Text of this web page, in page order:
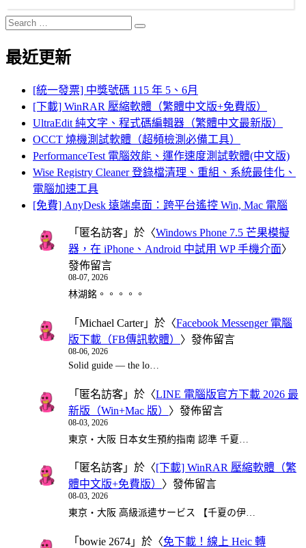
Search
for:
Search
最近更新
[統一發票] 中獎號碼 115 年 5、6月
[下載] WinRAR 壓縮軟體（繁體中文版+免費版）
UltraEdit 純文字、程式碼編輯器（繁體中文最新版）
OCCT 燒機測試軟體（超頻檢測必備工具）
PerformanceTest 電腦效能、運作速度測試軟體(中文版)
Wise Registry Cleaner 登錄檔清理、重組、系統最佳化、
電腦加速工具
[免費] AnyDesk 遠端桌面：跨平台遙控 Win, Mac 電腦
「 匿名訪客 」於〈Windows Phone 7.5 芒果模擬
器，在 iPhone、Android 中試用 WP 手機介面〉
發佈留言
08-07, 2026
林湖銘。。。。。
「 Michael Carter」於〈Facebook Messenger 電腦
版下載（FB傳訊軟體） 〉發佈留言
08-06, 2026
Solid guide — the lo…
「 匿名訪客 」於〈LINE 電腦版官方下載 2026 最
新版（Win+Mac 版） 〉發佈留言
08-03, 2026
東京・大阪 日本女生預約指南 認準 千夏…
「 匿名訪客 」於〈[下載] WinRAR 壓縮軟體（繁
體中文版+免費版） 〉發佈留言
08-03, 2026
東京・大阪 高級派遣サービス 【千夏の伊…
「 bowie 2674 」於〈免下載！線上 Heic 轉